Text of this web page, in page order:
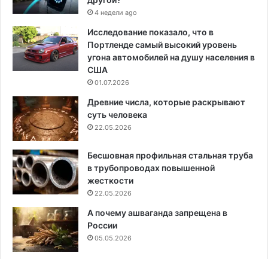
4 недели ago
Исследование показало, что в
Портленде самый высокий уровень
угона автомобилей на душу населения в
США
01.07.2026
Древние числа, которые раскрывают
суть человека
22.05.2026
Бесшовная профильная стальная труба
в трубопроводах повышенной
жесткости
22.05.2026
А почему ашваганда запрещена в
России
05.05.2026